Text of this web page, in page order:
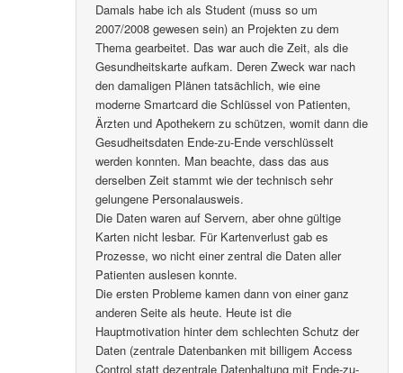
Damals habe ich als Student (muss so um
2007/2008 gewesen sein) an Projekten zu dem
Thema gearbeitet. Das war auch die Zeit, als die
Gesundheitskarte aufkam. Deren Zweck war nach
den damaligen Plänen tatsächlich, wie eine
moderne Smartcard die Schlüssel von Patienten,
Ärzten und Apothekern zu schützen, womit dann die
Gesudheitsdaten Ende-zu-Ende verschlüsselt
werden konnten. Man beachte, dass das aus
derselben Zeit stammt wie der technisch sehr
gelungene Personalausweis.
Die Daten waren auf Servern, aber ohne gültige
Karten nicht lesbar. Für Kartenverlust gab es
Prozesse, wo nicht einer zentral die Daten aller
Patienten auslesen konnte.
Die ersten Probleme kamen dann von einer ganz
anderen Seite als heute. Heute ist die
Hauptmotivation hinter dem schlechten Schutz der
Daten (zentrale Datenbanken mit billigem Access
Control statt dezentrale Datenhaltung mit Ende-zu-